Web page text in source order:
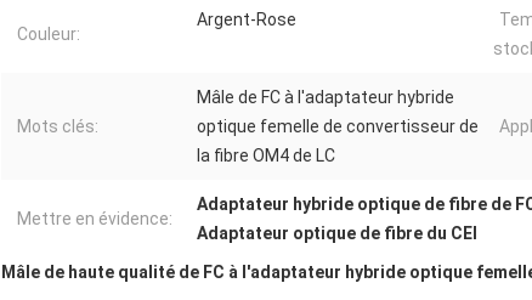
Couleur:
Argent-Rose
Mots clés:
Mâle de FC à l'adaptateur hybride
optique femelle de convertisseur de
la fibre OM4 de LC
Mettre en évidence:
Adaptateur hybride optique de fibre de
Adaptateur optique de fibre du CEI
Mâle de haute qualité de FC à l'adaptateur hybride optique